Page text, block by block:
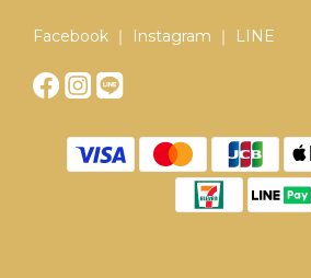
Facebook ｜ Instagram ｜ LINE